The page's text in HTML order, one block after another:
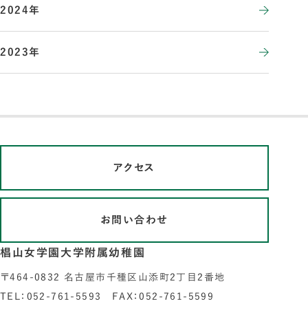
2024年
2023年
アクセス
お問い合わせ
椙山女学園大学附属幼稚園
〒464-0832 名古屋市千種区山添町2丁目2番地
TEL：052-761-5593 FAX：052-761-5599